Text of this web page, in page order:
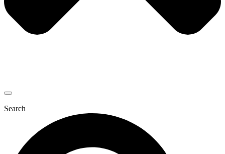
Search